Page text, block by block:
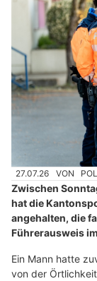
27.07.26 VON
Zwischen
hat die
angehalten, die
Führerausweis
Ein Mann hatte
von der